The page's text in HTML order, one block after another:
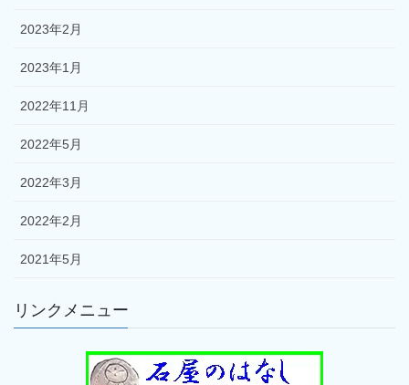
2023年2月
2023年1月
2022年11月
2022年5月
2022年3月
2022年2月
2021年5月
リンクメニュー